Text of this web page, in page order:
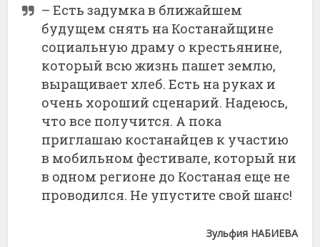
– Есть задумка в ближайшем
будущем снять на Костанайщине
социальную драму о крестьянине,
который всю жизнь пашет землю,
выращивает хлеб. Есть на руках и
очень хороший сценарий. Надеюсь,
что все получится. А пока
приглашаю костанайцев к участию
в мобильном фестивале, который ни
в одном регионе до Костаная еще не
проводился. Не упустите свой шанс!
Зульфия НАБИЕВА